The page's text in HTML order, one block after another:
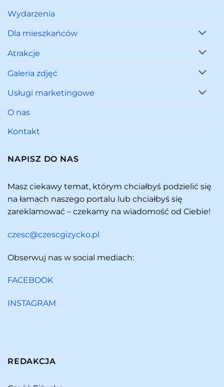
Wydarzenia
Dla mieszkańców
Atrakcje
Galeria zdjęć
Usługi marketingowe
O nas
Kontakt
NAPISZ DO NAS
Masz ciekawy temat, którym chciałbyś podzielić się
na łamach naszego portalu lub chciałbyś się
zareklamować – czekamy na wiadomość od Ciebie!
czesc@czescgizycko.pl
Obserwuj nas w social mediach:
FACEBOOK
INSTAGRAM
REDAKCJA